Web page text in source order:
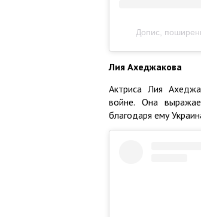
Допис,
Лия Ахеджакова
Актриса Лия
войне. Она
благодаря ему